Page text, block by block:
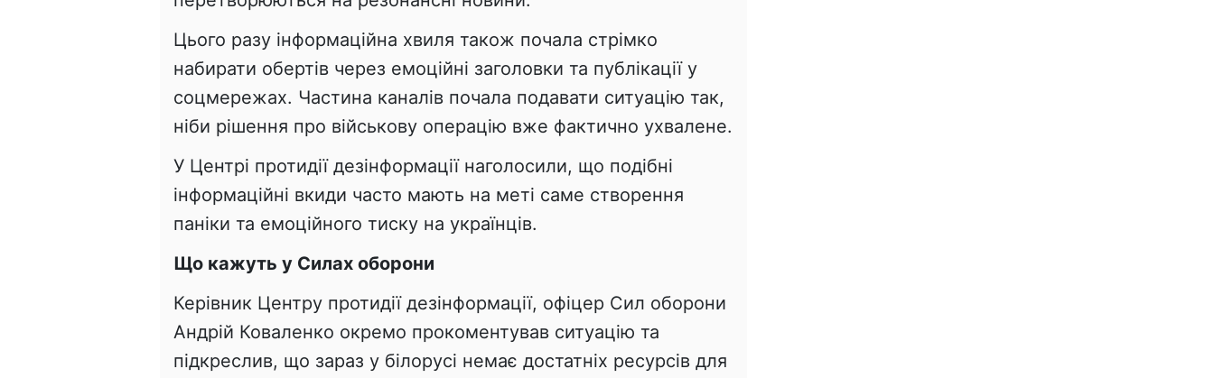
Цього разу інформаційна хвиля також почала стрімко
набирати обертів через емоційні заголовки та публікації у
соцмережах. Частина каналів почала подавати ситуацію так,
ніби рішення про військову операцію вже фактично ухвалене.
У Центрі протидії дезінформації наголосили, що подібні
інформаційні вкиди часто мають на меті саме створення
паніки та емоційного тиску на українців.
Що кажуть у Силах оборони
Керівник Центру протидії дезінформації, офіцер Сил оборони
Андрій Коваленко окремо прокоментував ситуацію та
підкреслив, що зараз у білорусі немає достатніх ресурсів для